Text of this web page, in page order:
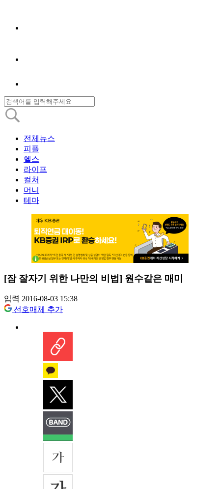
전체뉴스
피플
헬스
라이프
컬처
머니
테마
[잠 잘자기 위한 나만의 비법] 원수같은 매미
입력 2016-08-03 15:38
선호매체 추가